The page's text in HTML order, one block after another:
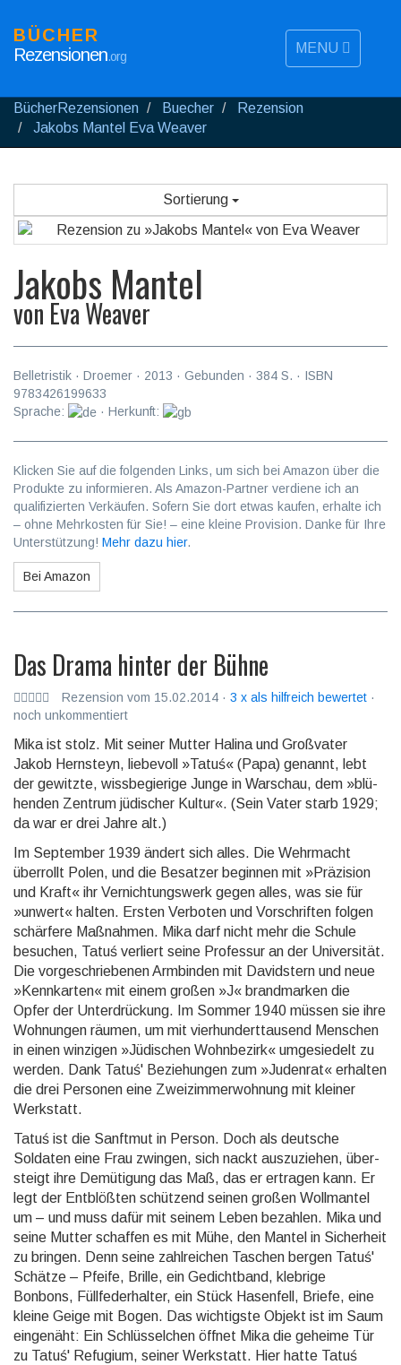
MENU
BÜCHER
Rezensionen.org
BücherRezensionen Buecher
Rezension
Jakobs Mantel Eva Weaver
Sortierung
Jakobs Mantel
von Eva Weaver
Belletristik · Droemer · 2013 · Gebunden · 384 S. · ISBN
9783426199633
Sprache:
· Herkunft:
Klicken Sie auf die folgenden Links, um sich bei Amazon über die
Produkte zu informieren. Als Amazon-Partner verdiene ich an
qualifizierten Verkäufen. Sofern Sie dort etwas kaufen, erhalte ich
– ohne Mehrkosten für Sie! – eine kleine Provision. Danke für Ihre
Unterstützung! Mehr dazu hier.
Bei Amazon
Das Drama hinter der Bühne
Rezension vom 15.02.2014 · 3 x als hilfreich bewertet ·
noch unkommentiert
Mika ist stolz. Mit seiner Mutter Halina und Groß­vater
Jakob Hern­steyn, liebe­voll »Tatuś« (Papa) genannt, lebt
der gewitzte, wiss­begierige Junge in War­schau, dem »blü­
hen­den Zentrum jüdi­scher Kultur«. (Sein Vater starb 1929;
da war er drei Jahre alt.)
Im September 1939 ändert sich alles. Die Wehrmacht
überrollt Polen, und die Besatzer beginnen mit »Prä­zi­sion
und Kraft« ihr Ver­nich­tungs­werk gegen alles, was sie für
»unwert« halten. Ersten Verboten und Vor­schrif­ten folgen
schär­fere Maß­nah­men. Mika darf nicht mehr die Schule
besuchen, Tatuś verliert seine Pro­fes­sur an der Uni­versi­tät.
Die vor­ge­schrie­benen Arm­binden mit Da­vid­stern und neue
»Kenn­karten« mit einem großen »J« brand­marken die
Opfer der Unter­drückung. Im Sommer 1940 müssen sie ihre
Woh­nun­gen räumen, um mit vier­hun­dert­tau­send Menschen
in einen winzigen »Jüdi­schen Wohn­bezirk« um­ge­sie­delt zu
werden. Dank Tatuś' Bezie­hun­gen zum »Juden­rat« erhalten
die drei Personen eine Zwei­zim­mer­woh­nung mit kleiner
Werkstatt.
Tatuś ist die Sanftmut in Person. Doch als deutsche
Soldaten eine Frau zwingen, sich nackt aus­zu­zie­hen, über­
steigt ihre De­müti­gung das Maß, das er ertragen kann. Er
legt der Ent­blöß­ten schützend seinen großen Woll­man­tel
um – und muss dafür mit seinem Leben bezahlen. Mika und
seine Mutter schaffen es mit Mühe, den Mantel in Sicher­heit
zu bringen. Denn seine zahl­reichen Taschen ber­gen Tatuś'
Schätze – Pfeife, Brille, ein Gedicht­band, klebrige
Bonbons, Füll­feder­halter, ein Stück Hasen­fell, Briefe, eine
kleine Geige mit Bogen. Das wichtigste Objekt ist im Saum
ein­genäht: Ein Schlüssel­chen öffnet Mika die geheime Tür
zu Tatuś' Refugium, seiner Werk­statt. Hier hatte Tatuś